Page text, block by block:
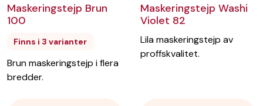
Maskeringstejp Brun
100
Finns i 3 varianter
Brun maskeringstejp i flera
bredder.
Maskeringstejp Washi
Violet 82
Lila maskeringstejp av
proffskvalitet.